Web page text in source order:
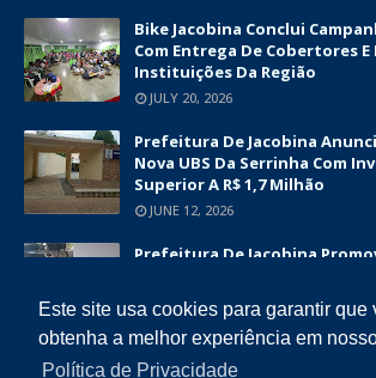
Este site usa cookies para garantir que
obtenha a melhor experiência em
Política de Privacidade
Bike Jacobina Conclui
Com Entrega De Cobertores E
Instituições Da Região
JULY 20, 2026
Prefeitura De Jacobina
Nova UBS Da Serrinha Com
Superior A R$ 1,7 Milhão
JUNE 12, 2026
Prefeitura De Jacobina
Capacitações E Fortalece O
Vetor De Desenvolvimento
JUNE 12, 2026